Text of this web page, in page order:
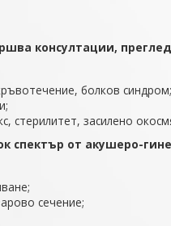
консултации,
болков синдром;
стерилитет, засилено
спектър от акушеро-
сечение;